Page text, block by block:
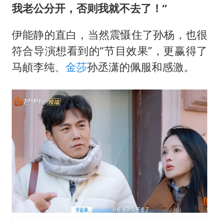
我老公分开，否则我就不去了！”
伊能静的直白，当然震慑住了孙杨，也很
符合导演想看到的“节目效果”，更赢得了
马頔李纯、 金莎孙丞潇的佩服和感激。